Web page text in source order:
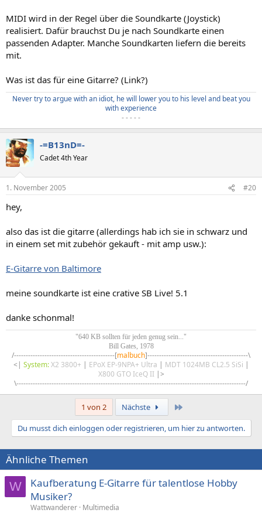
MIDI wird in der Regel über die Soundkarte (Joystick)
realisiert. Dafür brauchst Du je nach Soundkarte einen
passenden Adapter. Manche Soundkarten liefern die bereits
mit.
Was ist das für eine Gitarre? (Link?)
Never try to argue with an idiot, he will lower you to his level and beat you
with experience
- - - - -​
-=B13nD=-
Cadet 4th Year
1. November 2005 #20
hey,
also das ist die gitarre (allerdings hab ich sie in schwarz und
in einem set mit zubehör gekauft - mit amp usw.):
E-Gitarre von Baltimore
meine soundkarte ist eine crative SB Live! 5.1
danke schonmal!
"640 KB sollten für jeden genug sein..."
Bill Gates, 1978
/-------------------------------------------[malbuch]-------------------------------------------\​
<| System: X2 3800+ | EPoX EP-9NPA+ Ultra | MDT 1024MB CL2.5 SiSi |
X800 GTO IceQ II|>​
\--------------------------------------------------------------------------------------------------/​
1 von 2 Nächste
Du musst dich einloggen oder registrieren, um hier zu antworten.
Ähnliche Themen
W
Kaufberatung E-Gitarre für talentlose Hobby
Musiker?
Wattwanderer Multimedia